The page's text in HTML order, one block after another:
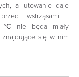
a lutowanie daje
wstrząsami i
°C nie będą miały
się w nim